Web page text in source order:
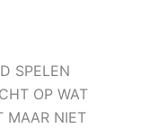
SPELEN
OP WAT
MAAR NIET